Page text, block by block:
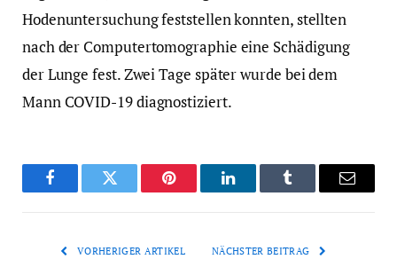
Hodenuntersuchung feststellen konnten, stellten
nach der Computertomographie eine Schädigung
der Lunge fest. Zwei Tage später wurde bei dem
Mann COVID-19 diagnostiziert.
FacebookTwitter Pinterest LinkedInTumblr Email
VORHERIGER ARTIKEL NÄCHSTER BEITRAG